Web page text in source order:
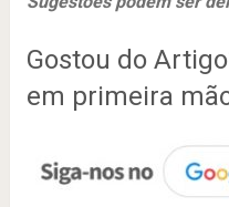
Gostou do
em primeira